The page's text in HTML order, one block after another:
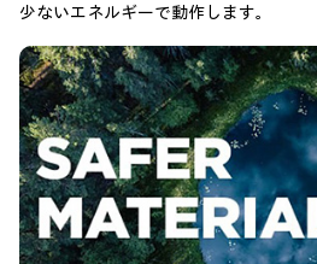
少ないエネルギーで動作します。